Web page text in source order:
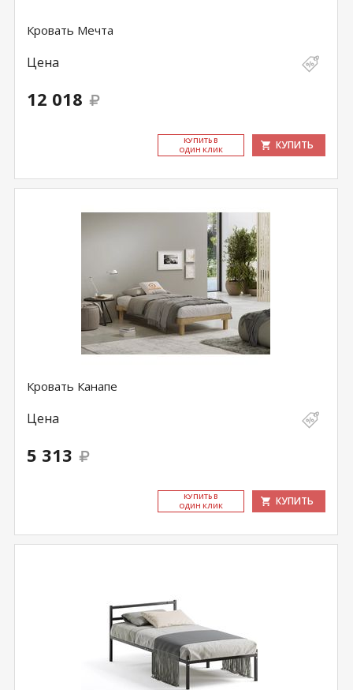
Кровать Мечта
Цена
12 018
КУ­ПИТЬ В
ОДИН КЛИК
КУПИТЬ
Кровать Канапе
Цена
5 313
КУ­ПИТЬ В
ОДИН КЛИК
КУПИТЬ